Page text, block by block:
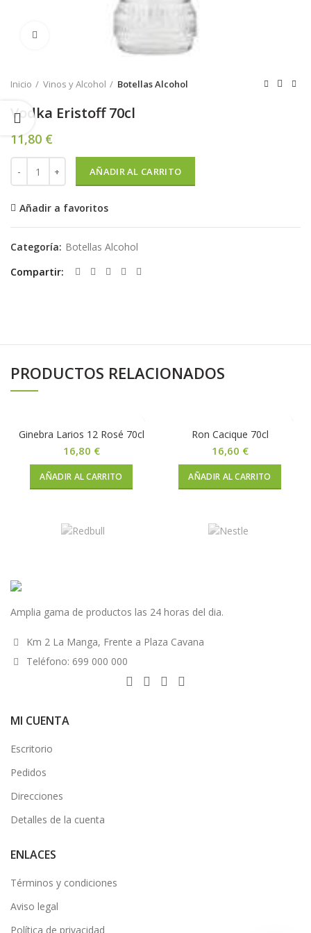
Pulsar para agrandar
Inicio Vinos y Alcohol Botellas Alcohol
Vodka Eristoff 70cl
11,80 €
Vodka Eristoff 70cl cantidad
AÑADIR AL CARRITO
Añadir a favoritos
Categoría: Botellas Alcohol
Compartir
PRODUCTOS RELACIONADOS
Ginebra Larios 12 Rosé 70cl
16,80 €
AÑADIR AL CARRITO
Ron Cacique 70cl
16,60 €
AÑADIR AL CARRITO
Amplia gama de productos las 24 horas del dia.
Km 2 La Manga, Frente a Plaza Cavana
Teléfono: 699 000 000
MI CUENTA
Escritorio
Pedidos
Direcciones
Detalles de la cuenta
ENLACES
Términos y condiciones
Aviso legal
Política de privacidad